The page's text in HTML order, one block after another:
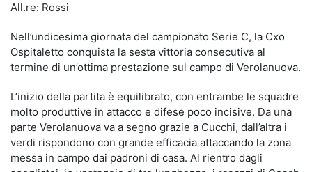
All.re: Rossi
Nell’undicesima giornata del campionato Serie C, la Cxo
Ospitaletto conquista la sesta vittoria consecutiva al
termine di un’ottima prestazione sul campo di Verolanuova.
L’inizio della partita è equilibrato, con entrambe le squadre
molto produttive in attacco e difese poco incisive. Da una
parte Verolanuova va a segno grazie a Cucchi, dall’altra i
verdi rispondono con grande efficacia attaccando la zona
messa in campo dai padroni di casa. Al rientro dagli